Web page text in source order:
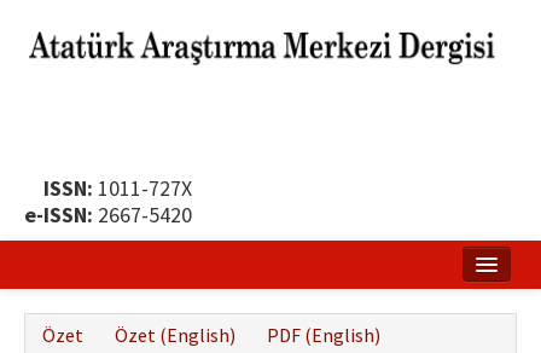
ISSN: 1011-727X
e-ISSN: 2667-5420
Özet Özet (English)
PDF (English)